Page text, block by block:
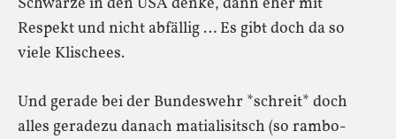
Respekt und nicht abfällig … Es gibt doch da so
viele Klischees.
Und gerade bei der Bundeswehr *schreit* doch
alles geradezu danach matialisitsch (so rambo-